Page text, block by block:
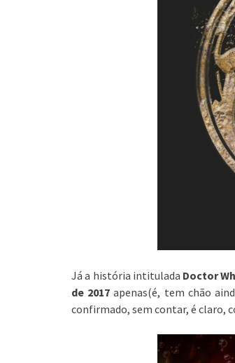
Já a história intitulada Doctor
de 2017 apenas(é, tem chão
confirmado, sem contar, é claro,